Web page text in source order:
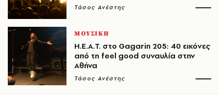
Τάσος Ανέστης
ΜΟΥΣΙΚΗ
H.E.A.T. στο Gagarin 205: 40 εικόνες
από τη feel good συναυλία στην
Αθήνα
Τάσος Ανέστης